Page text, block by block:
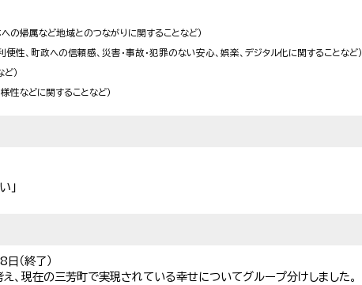
の帰属など地域とのつながりに関することなど）
便性、町政への信頼感、災害・事故・犯罪のない安心、娯楽、デジタル化に関することなど）
）
性などに関することなど）
」
（終了）
現在の三芳町で実現されている幸せについてグループ分けしました。